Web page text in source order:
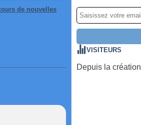
de nouvelles
VISITEURS
Depuis la création